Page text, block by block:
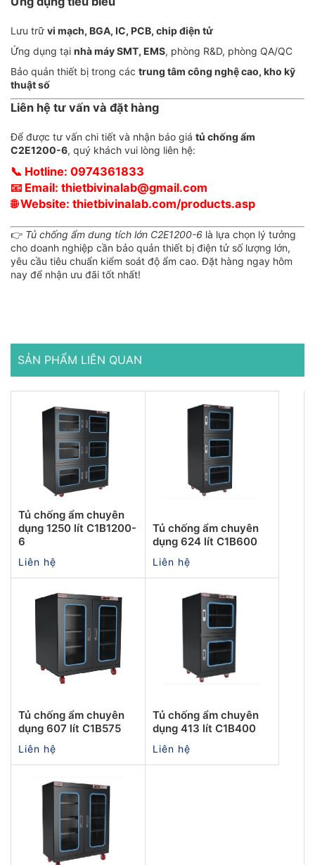
Lưu trữ vi mạch, BGA, IC, PCB, chip điện tử
Ứng dụng tại nhà máy SMT, EMS, phòng R&D, phòng QA/QC
Bảo quản thiết bị trong các trung tâm công nghệ cao, kho kỹ
thuật số
Liên hệ tư vấn và đặt hàng
Để được tư vấn chi tiết và nhận báo giá tủ chống ẩm
C2E1200-6, quý khách vui lòng liên hệ:
📞 Hotline: 0974361833
📧 Email: thietbivinalab@gmail.com
🌐Website: thietbivinalab.com/products.asp
👉 Tủ chống ẩm dung tích lớn C2E1200-6 là lựa chọn lý tưởng
cho doanh nghiệp cần bảo quản thiết bị điện tử số lượng lớn,
yêu cầu tiêu chuẩn kiểm soát độ ẩm cao. Đặt hàng ngay hôm
nay để nhận ưu đãi tốt nhất!
SẢN PHẨM LIÊN QUAN
Tủ chống ẩm chuyên
dụng 1250 lít C1B1200-
6
Liên hệ
Tủ chống ẩm chuyên
dụng 624 lít C1B600
Liên hệ
Tủ chống ẩm chuyên
dụng 607 lít C1B575
Liên hệ
Tủ chống ẩm chuyên
dụng 413 lít C1B400
Liên hệ